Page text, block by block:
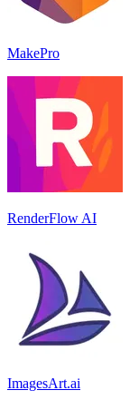
MakePro
RenderFlow AI
ImagesArt.ai